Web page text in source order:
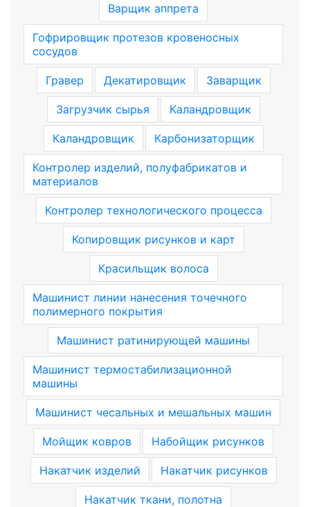
Варщик аппрета
Гофрировщик протезов кровеносных
сосудов
Гравер Декатировщик Заварщик
Загрузчик сырья Каландровщик
Каландровщик Карбонизаторщик
Контролер изделий, полуфабрикатов и
материалов
Контролер технологического процесса
Копировщик рисунков и карт
Красильщик волоса
Машинист линии нанесения точечного
полимерного покрытия
Машинист ратинирующей машины
Машинист термостабилизационной
машины
Машинист чесальных и мешальных машин
Мойщик ковров Набойщик рисунков
Накатчик изделий Накатчик рисунков
Накатчик ткани, полотна